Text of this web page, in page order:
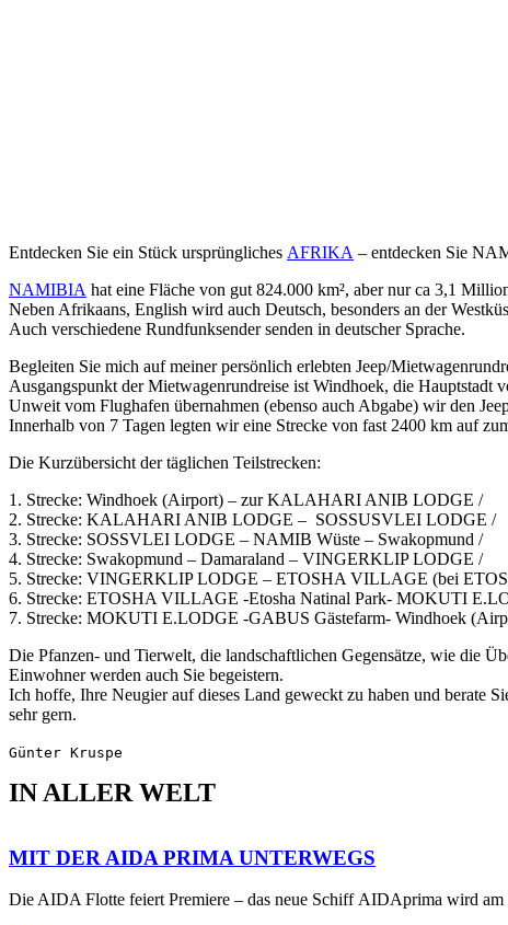
Entdecken Sie ein Stück ursprüngliches AFRIKA – entdecken Sie
NAMIBIA hat eine Fläche von gut 824.000 km², aber nur ca 3,1
Neben Afrikaans, English wird auch Deutsch, besonders an der
Auch verschiedene Rundfunksender senden in deutscher Sprache.
Begleiten Sie mich auf meiner persönlich erlebten Jeep/
Ausgangspunkt der Mietwagenrundreise ist Windhoek, die
Unweit vom Flughafen übernahmen (ebenso auch Abgabe) wir den
Innerhalb von 7 Tagen legten wir eine Strecke von fast 2400 km auf
Die Kurzübersicht der täglichen Teilstrecken:
1. Strecke: Windhoek (Airport) – zur KALAHARI ANIB
2. Strecke: KALAHARI ANIB LODGE – SOSSUSVLEI
3. Strecke: SOSSVLEI LODGE – NAMIB Wüste –
4. Strecke: Swakopmund – Damaraland – VINGERKLIP
5. Strecke: VINGERKLIP LODGE – ETOSHA VILLAGE (bei
6. Strecke: ETOSHA VILLAGE -Etosha Natinal Park- MOKUTI
7. Strecke: MOKUTI E.LODGE -GABUS Gästefarm- Windhoek
Die Pfanzen- und Tierwelt, die landschaftlichen Gegensätze, wie die
Einwohner werden auch Sie begeistern.
Ich hoffe, Ihre Neugier auf dieses Land geweckt zu haben und berate
sehr gern.
Günter Kruspe
IN ALLER WELT
MIT DER AIDA PRIMA UNTERWEGS
Die AIDA Flotte feiert Premiere – das neue Schiff AIDAprima wird